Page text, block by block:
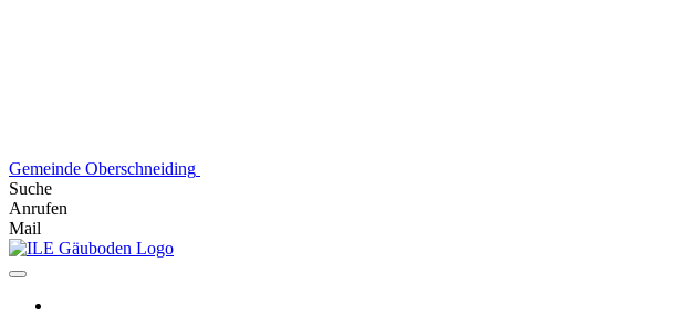
Gemeinde Oberschneiding
Suche
Anrufen
Mail